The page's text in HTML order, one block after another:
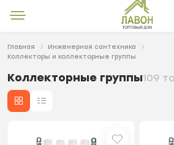
Главная
Инженерная сантехника
Коллекторы и коллекторные группы
Коллекторные группы109